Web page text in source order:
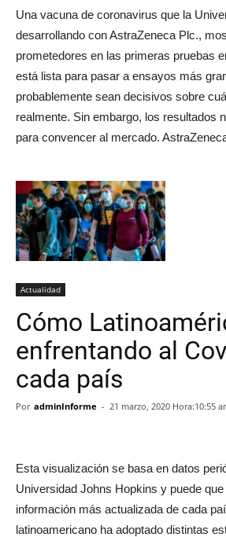
Una vacuna de coronavirus que la
desarrollando con AstraZeneca Plc.,
prometedores en las primeras pruebas
está lista para pasar a ensayos más
probablemente sean decisivos sobre
realmente. Sin embargo, los resultados
para convencer al mercado.
Actualidad
Cómo
enfrentando al
cada país
Por adminInforme - 21 marzo, 2020 Hora:10:55
Esta visualización se basa en datos
Universidad Johns Hopkins y puede que
información más actualizada de cada
latinoamericano ha adoptado distintas